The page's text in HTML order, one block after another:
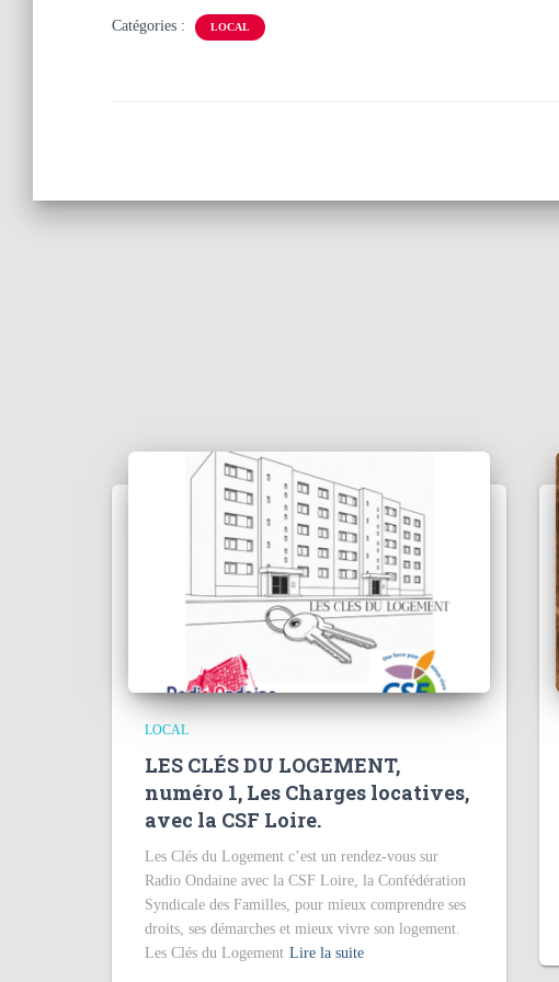
Catégories : LOCAL
LOCAL
LES CLÉS DU LOGEMENT,
numéro 1, Les Charges locatives,
avec la CSF Loire.
Les Clés du Logement c’est un rendez-vous sur
Radio Ondaine avec la CSF Loire, la Confédération
Syndicale des Familles, pour mieux comprendre ses
droits, ses démarches et mieux vivre son logement.
Les Clés du Logement Lire la suite